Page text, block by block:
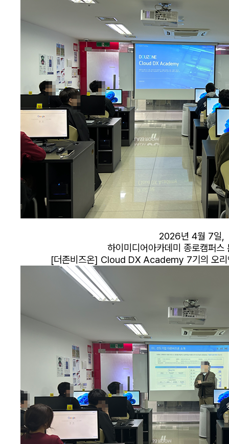
2026년 4월 7일,
하이미디어아카데미 종로캠퍼스
[더존비즈온] Cloud DX Academy 7기의 오리